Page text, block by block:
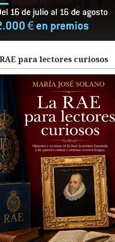
para lectores curiosos